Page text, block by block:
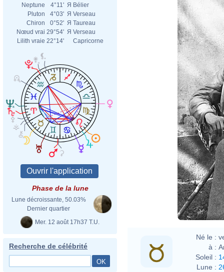
Neptune
4°11' Я Bélier
Pluton
4°03' Я Verseau
Chiron
0°52' Я Taureau
Nœud vrai 29°54' Я Verseau
Lilith vraie 22°14' Capricorne
Phase de la lune
Lune décroissante, 50.03%
Dernier quartier
Mer. 12 août 17h37 T.U.
Recherche de célébrité
Né le :
à :
Soleil :
Lune :